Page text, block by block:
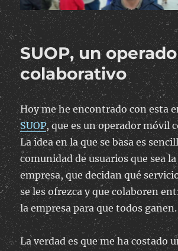
SUOP, un
colaborativo
Hoy me he encontrado con esta
SUOP, que es un operador móvil
La idea en la que se basa es
comunidad de usuarios que sea la
empresa, que decidan qué
se les ofrezca y que colaboren
la empresa para que todos ganen.
La verdad es que me ha costado